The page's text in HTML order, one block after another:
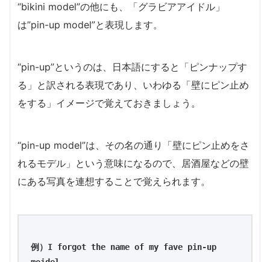
“bikini model”の他にも、「グラビアアイドル」
は”pin-up model”と表現します。
“pin-up”というのは、日本語にすると「ピンナップす
る」と訳される表現であり、いわゆる「壁にピン止め
をする」イメージで覚えておきましょう。
“pin-up model”は、その名の通り「壁にピン止めをさ
れるモデル」という意味になるので、居酒屋などの壁
にある写真を連想することで覚えられます。
例）I forgot the name of my fave pin-up